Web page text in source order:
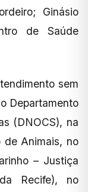
Ginásio
de Saúde
sem
Departamento
(DNOCS), na
de Animais, no
– Justiça
Recife), no